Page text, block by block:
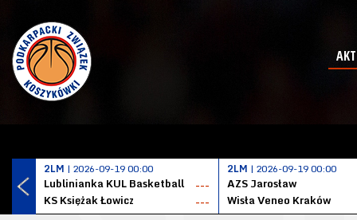
2LM | 2026-09-19 00:00
Lublinianka KUL Basketball
---
KS Księżak Łowicz
---
2LM | 2026-09-19 00:00
AZS Jarosław
Wisła Veneo Kraków